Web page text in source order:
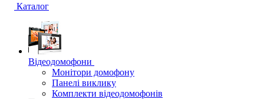
Каталог
Відеодомофони
Монітори домофону
Панелі виклику
Комплекти відеодомофонів